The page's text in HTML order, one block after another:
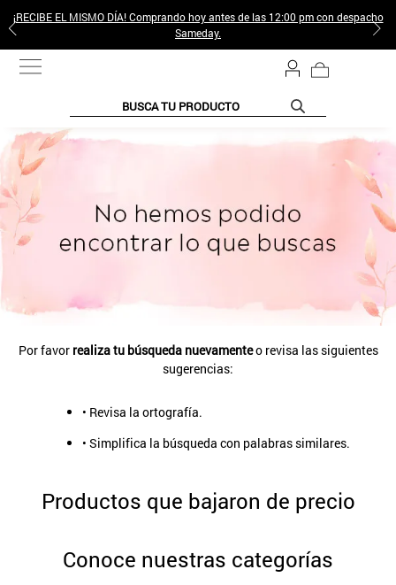
¡RECIBE EL MISMO DÍA! Comprando hoy antes de las 12:00 pm con despacho
Sameday.
BUSCA TU PRODUCTO
Por favor realiza tu búsqueda nuevamenteo revisa las siguientes
sugerencias:
• Revisa la ortografía.
• Simplifica la búsqueda con palabras similares.
Productos que bajaron de precio
Conoce nuestras categorías